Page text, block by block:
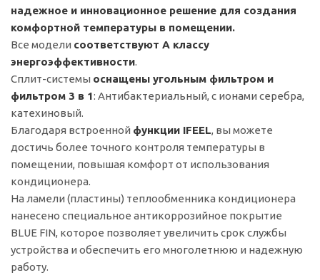
надежное и инновационное решение для создания
комфортной температуры в помещении.
Все модели соответствуют А классу
энергоэффективности.
Сплит-системы оснащены угольным фильтром и
фильтром 3 в 1: Антибактериальный, c ионами серебра,
катехиновый.
Благодаря встроенной функции IFEEL, вы можете
достичь более точного контроля температуры в
помещении, повышая комфорт от использования
кондиционера.
На ламели (пластины) теплообменника кондиционера
нанесено специальное антикоррозийное покрытие
BLUE FIN, которое позволяет увеличить срок службы
устройства и обеспечить его многолетнюю и надежную
работу.